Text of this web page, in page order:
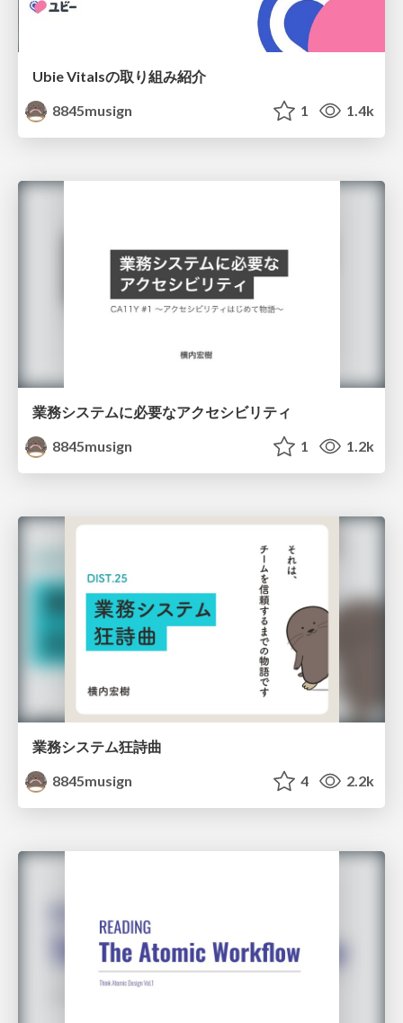
Ubie Vitalsの取り組み紹介
8845musign
1 1.4k
業務システムに必要なアクセシビリティ
8845musign
1 1.2k
業務システム狂詩曲
8845musign
4 2.2k